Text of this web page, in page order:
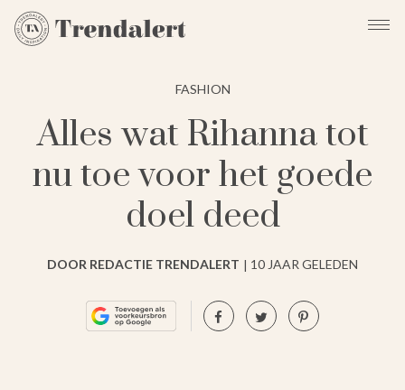
FASHION
Alles wat Rihanna tot
nu toe voor het goede
doel deed
DOOR REDACTIE TRENDALERT 10 JAAR GELEDEN